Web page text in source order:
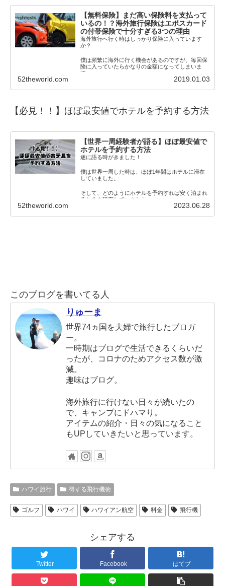
【無料保険】まだ高い保険料を支払って
いるの！？海外旅行保険はエポスカード
の付帯保険で十分すぎる3つの理由
海外旅行へ行く時はしっかり保険に入っています
か？
僕は頻繁に海外に行く機会があるのですが、毎回保
険に入っていたらかなりの金額になってしまいま
す。
52theworld.com 2019.01.03
【必見！！】 ほぼ最安値でホテルを予約する方法
【世界一周経験者が語る】ほぼ最安値で
ホテルを予約する方法
遂に語る時がきました！
僕は世界一周した時は、ほぼ1年間はホテルに滞在
していました。
そして、どのようにホテルを予約すれば安く泊まれ
るか？を研究していました。
52theworld.com 2023.06.28
このブログを書いてる人
りゅーま
世界74ヵ国を夫婦で旅行したブロガ
ー。
一時期はブログで生活できるくらいだ
ったが、コロナのためアクセス数が激
減。
趣味はブログ。
海外旅行に行けない日々が続いたの
で、キャンプにドハマり。
アイテムの紹介・日々の気になること
もUPしていきたいと思っています。
ハワイ旅行 得する飛行機術
ゴルフ ハワイ ハワイアン航空 料金 飛行機
シェアする
Twitter Facebook はてブ